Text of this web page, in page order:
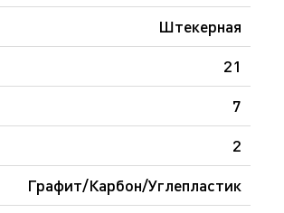
Штекерная
21
7
2
Графит/Карбон/Углепластик